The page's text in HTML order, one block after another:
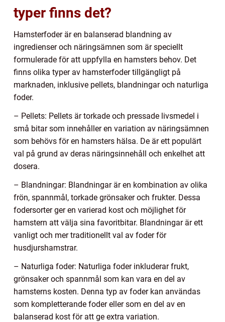
typer finns det?
Hamsterfoder är en balanserad blandning av
ingredienser och näringsämnen som är speciellt
formulerade för att uppfylla en hamsters behov. Det
finns olika typer av hamsterfoder tillgängligt på
marknaden, inklusive pellets, blandningar och naturliga
foder.
– Pellets: Pellets är torkade och pressade livsmedel i
små bitar som innehåller en variation av näringsämnen
som behövs för en hamsters hälsa. De är ett populärt
val på grund av deras näringsinnehåll och enkelhet att
dosera.
– Blandningar: Blandningar är en kombination av olika
frön, spannmål, torkade grönsaker och frukter. Dessa
fodersorter ger en varierad kost och möjlighet för
hamstern att välja sina favoritbitar. Blandningar är ett
vanligt och mer traditionellt val av foder för
husdjurshamstrar.
– Naturliga foder: Naturliga foder inkluderar frukt,
grönsaker och spannmål som kan vara en del av
hamsterns kosten. Denna typ av foder kan användas
som kompletterande foder eller som en del av en
balanserad kost för att ge extra variation.